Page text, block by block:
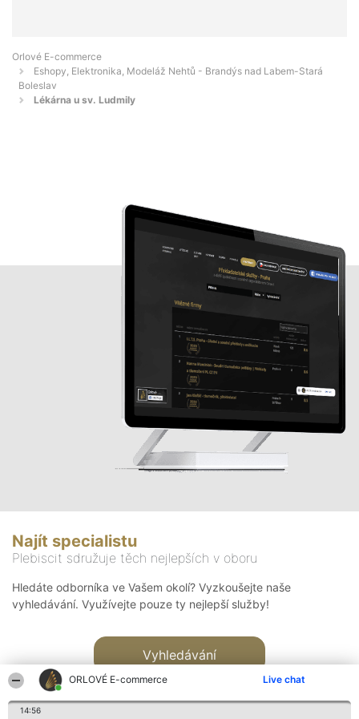
ORLOVÉ E-commerce Live chat
14:56
Orlové E-commerce
Eshopy, Elektronika, Modeláž Nehtů - Brandýs nad Labem-Stará
Boleslav
Lékárna u sv. Ludmily
Najít specialistu
Plebiscit sdružuje těch nejlepších v oboru
Hledáte odborníka ve Vašem okolí? Vyzkoušejte naše
vyhledávání. Využívejte pouze ty nejlepší služby!
Vyhledávání